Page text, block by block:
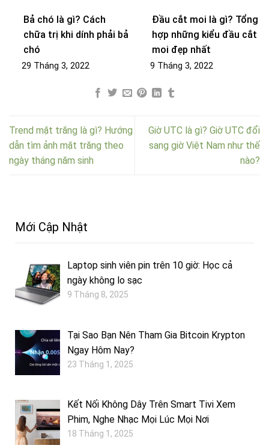
Bả chó là gì? Cách
chữa trị khi dính phải bả
chó
29 Tháng 3, 2022
Đầu cắt moi là gì? Tổng
hợp những kiểu đầu cắt
moi đẹp nhất
9 Tháng 3, 2022
Trend mặt trăng là gì? Hướng
dẫn tìm ảnh mặt trăng theo
ngày tháng năm sinh
Giờ UTC là gì? Giờ UTC đổi
sang giờ Việt Nam như thế
nào?
Mới Cập Nhật
Laptop sinh viên pin trên 10 giờ: Học cả
ngày không lo sạc
9 Tháng 8, 2025
Tại Sao Bạn Nên Tham Gia Bitcoin Krypton
Ngay Hôm Nay?
23 Tháng 1, 2025
Kết Nối Không Dây Trên Smart Tivi Xem
Phim, Nghe Nhạc Mọi Lúc Mọi Nơi
18 Tháng 1, 2025